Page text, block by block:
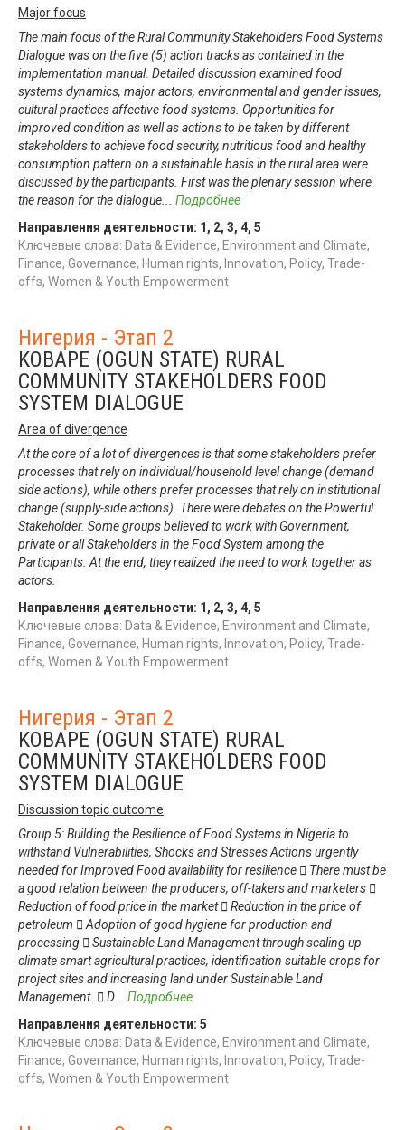
Major focus
The main focus of the Rural Community Stakeholders Food Systems
Dialogue was on the five (5) action tracks as contained in the
implementation manual. Detailed discussion examined food
systems dynamics, major actors, environmental and gender issues,
cultural practices affective food systems. Opportunities for
improved condition as well as actions to be taken by different
stakeholders to achieve food security, nutritious food and healthy
consumption pattern on a sustainable basis in the rural area were
discussed by the participants. First was the plenary session where
the reason for the dialogue
Подробнее
Направления деятельности: 1 , 2, 3, 4, 5
Ключевые слова: Data & Evidence, Environment and Climate,
Finance, Governance, Human rights, Innovation, Policy, Trade-
offs, Women & Youth Empowerment
Нигерия - Этап 2
KOBAPE (OGUN STATE) RURAL
COMMUNITY STAKEHOLDERS FOOD
SYSTEM DIALOGUE
Area of divergence
At the core of a lot of divergences is that some stakeholders prefer
processes that rely on individual/household level change (demand
side actions), while others prefer processes that rely on institutional
change (supply-side actions). There were debates on the Powerful
Stakeholder. Some groups believed to work with Government,
private or all Stakeholders in the Food System among the
Participants. At the end, they realized the need to work together as
actors.
Направления деятельности: 1 , 2, 3, 4, 5
Ключевые слова: Data & Evidence, Environment and Climate,
Finance, Governance, Human rights, Innovation, Policy, Trade-
offs, Women & Youth Empowerment
Нигерия - Этап 2
KOBAPE (OGUN STATE) RURAL
COMMUNITY STAKEHOLDERS FOOD
SYSTEM DIALOGUE
Discussion topic outcome
Group 5: Building the Resilience of Food Systems in Nigeria to
withstand Vulnerabilities, Shocks and Stresses Actions urgently
needed for Improved Food availability for resilience  There must be
a good relation between the producers, off-takers and marketers 
Reduction of food price in the market  Reduction in the price of
petroleum  Adoption of good hygiene for production and
processing  Sustainable Land Management through scaling up
climate smart agricultural practices, identification suitable crops for
project sites and increasing land under Sustainable Land
Management.  D... Подробнее
Направления деятельности: 5
Ключевые слова: Data & Evidence, Environment and Climate,
Finance, Governance, Human rights, Innovation, Policy, Trade-
offs, Women & Youth Empowerment